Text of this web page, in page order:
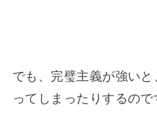
でも、完璧主義が強い
ってしまったりするの